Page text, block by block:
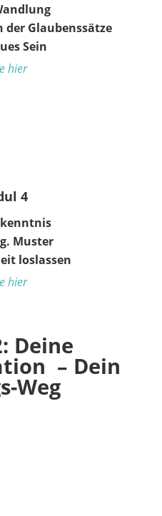
Glaubenssätze
Sein
hier
4
Muster
loslassen
hier
Deine
– Dein
Weg